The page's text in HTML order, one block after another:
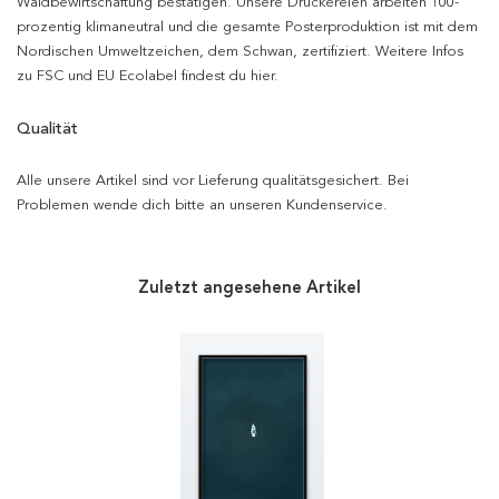
prozentig klimaneutral und die gesamte Posterproduktion ist mit dem
Nordischen Umweltzeichen, dem Schwan, zertifiziert. Weitere Infos
zu FSC und EU Ecolabel findest du hier.
Qualität
Alle unsere Artikel sind vor Lieferung qualitätsgesichert. Bei
Problemen wende dich bitte an unseren Kundenservice.
Zuletzt angesehene Artikel